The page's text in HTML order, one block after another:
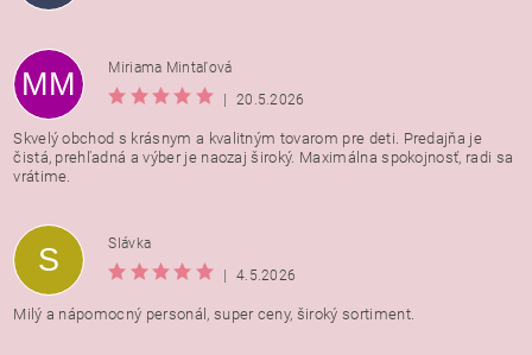
Vložením hodnotenie súhlasíte s
osobných údajov
MM
Miriama Mintaľová
|
20.5.2026
Skvelý obchod s krásnym a kvalitným tovarom pre deti. Predajňa je
čistá, prehľadná a výber je naozaj široký. Maximálna spokojnosť, radi sa
vrátime.
S
Slávka
|
4.5.2026
Milý a nápomocný personál, super ceny, široký sortiment.